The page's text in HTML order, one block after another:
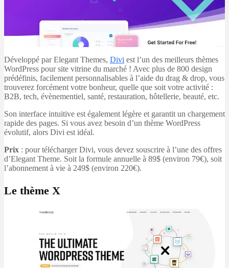
Développé par Elegant Themes, Divi est l’un des meilleurs thèmes
WordPress pour site vitrine du marché ! Avec plus de 800 design
prédéfinis, facilement personnalisables à l’aide du drag & drop, vous
trouverez forcément votre bonheur, quelle que soit votre activité :
B2B, tech, évènementiel, santé, restauration, hôtellerie, beauté, etc.
Son interface intuitive est également légère et garantit un chargement
rapide des pages. Si vous avez besoin d’un thème WordPress
évolutif, alors Divi est idéal.
Prix : pour télécharger Divi, vous devez souscrire à l’une des offres
d’Elegant Theme. Soit la formule annuelle à 89$ (environ 79€), soit
l’abonnement à vie à 249$ (environ 220€).
Le thème X